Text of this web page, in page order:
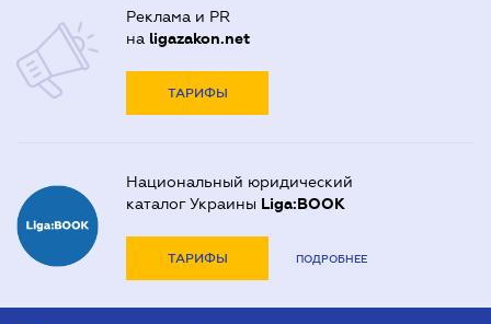
Реклама и PR
на ligazakon.net
ТАРИФЫ
Национальный юридический
каталог Украины Liga:BOOK
ТАРИФЫ ПОДРОБНЕЕ